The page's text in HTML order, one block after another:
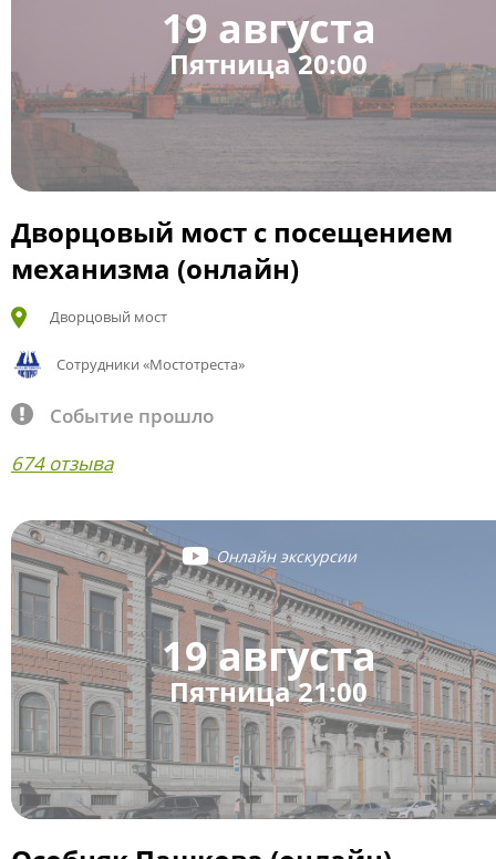
19 августа
Пятница 20:00
Дворцовый мост с посещением
механизма (онлайн)
Дворцовый мост
Сотрудники «Мостотреста»
Событие прошло
674 отзыва
Онлайн экскурсии
19 августа
Пятница 21:00